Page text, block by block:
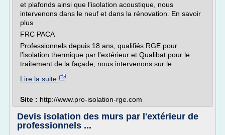
et plafonds ainsi que l'isolation acoustique, nous
intervenons dans le neuf et dans la rénovation. En savoir
plus
FRC PACA
Professionnels depuis 18 ans, qualifiés RGE pour
l'isolation thermique par l'extérieur et Qualibat pour le
traitement de la façade, nous intervenons sur le...
Lire la suite
Site : http://www.pro-isolation-rge.com
Devis isolation des murs par l'extérieur de
professionnels ...